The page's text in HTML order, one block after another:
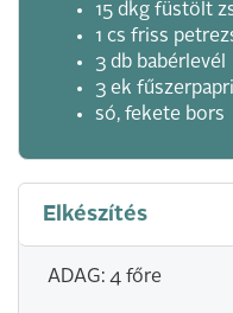
15 dkg füstölt
1 cs friss
3 db babérlevél
3 ek
só, fekete bors
Elkészítés
ADAG: 4 főre